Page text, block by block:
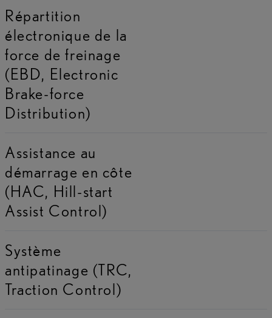
Répartition
électronique de la
force de freinage
(EBD, Electronic
Brake-force
Distribution)
Assistance au
démarrage en côte
(HAC, Hill-start
Assist Control)
Système
antipatinage (TRC,
Traction Control)